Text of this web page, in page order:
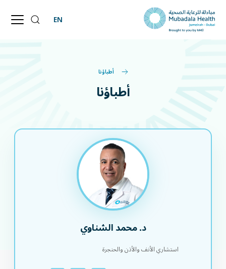
EN
أطباؤنا
أطباؤنا
د. محمد الشناوي
استشاري الأنف والأذن والحنجرة